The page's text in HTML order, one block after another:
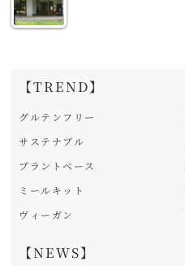
【TREND】
グルテンフリー
サステナブル
プラントベース
ミールキット
ヴィーガン
【NEWS】